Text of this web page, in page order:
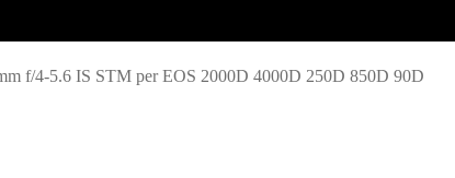
f/4-5.6 IS STM per EOS 2000D 4000D 250D 850D 90D